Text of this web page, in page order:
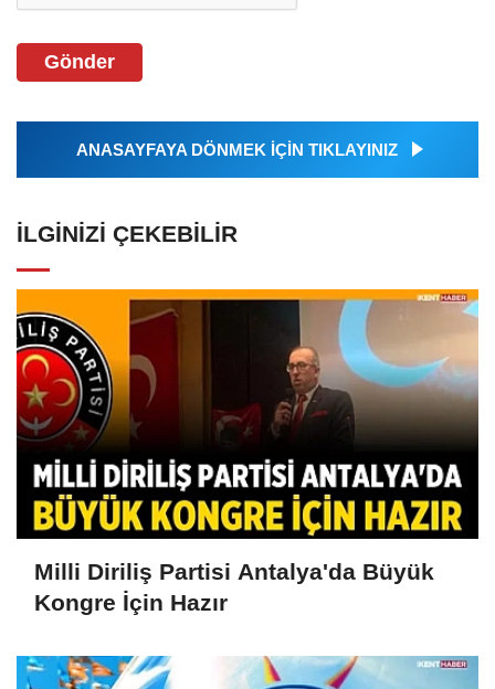
Gönder
ANASAYFAYA DÖNMEK İÇİN TIKLAYINIZ
İLGINIZI ÇEKEBILIR
Milli Diriliş Partisi Antalya'da Büyük
Kongre İçin Hazır